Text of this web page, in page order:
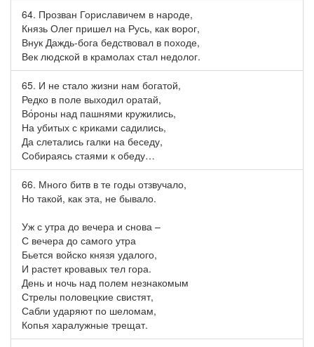
64. Прозван Гориславичем в народе,
Князь Олег пришел на Русь, как ворог,
Внук Даждь-бога бедствовал в походе,
Век людской в крамолах стал недолог.
65. И не стало жизни нам богатой,
Редко в поле выходил оратай,
Во́роны над пашнями кружились,
На убитых с криками садились,
Да слетались галки на беседу,
Собираясь стаями к обеду…
66. Много битв в те годы отзвучало,
Но такой, как эта, не бывало.
Уж с утра до вечера и снова –
С вечера до самого утра
Бьется войско князя удалого,
И растет кровавых тел гора.
День и ночь над полем незнакомым
Стрелы половецкие свистят,
Сабли ударяют по шеломам,
Копья харалужные трещат.